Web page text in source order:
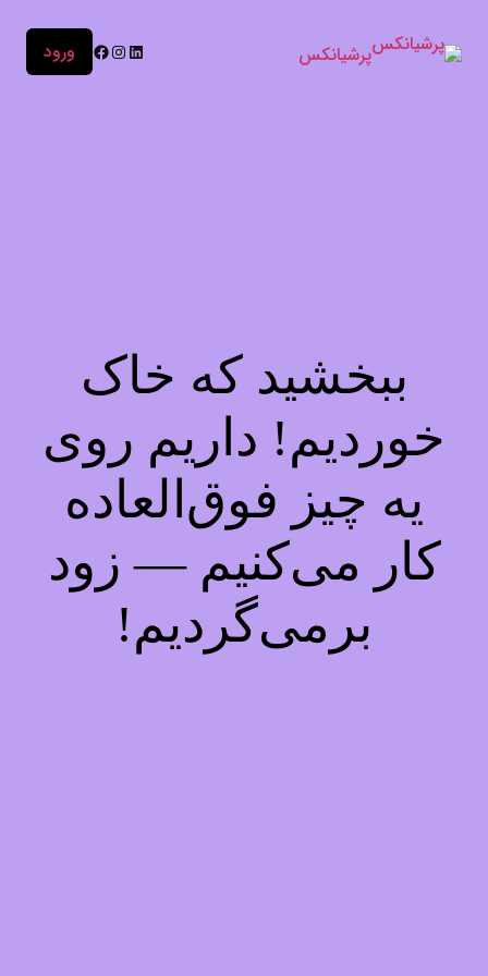
پرشیانکس ورود
ببخشید که خاک
خوردیم! داریم روی
یه چیز فوق‌العاده
کار می‌کنیم — زود
برمی‌گردیم!